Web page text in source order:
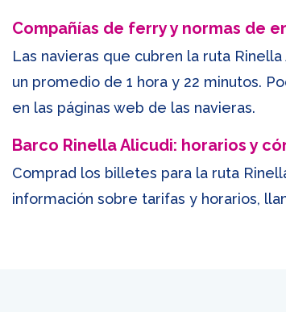
Compañías de ferry y normas de
Las navieras que cubren la ruta
un promedio de 1 hora y 22 minutos.
en las páginas web de las navieras.
Barco Rinella Alicudi: horarios y
Comprad los billetes para la ruta
información sobre tarifas y horarios,